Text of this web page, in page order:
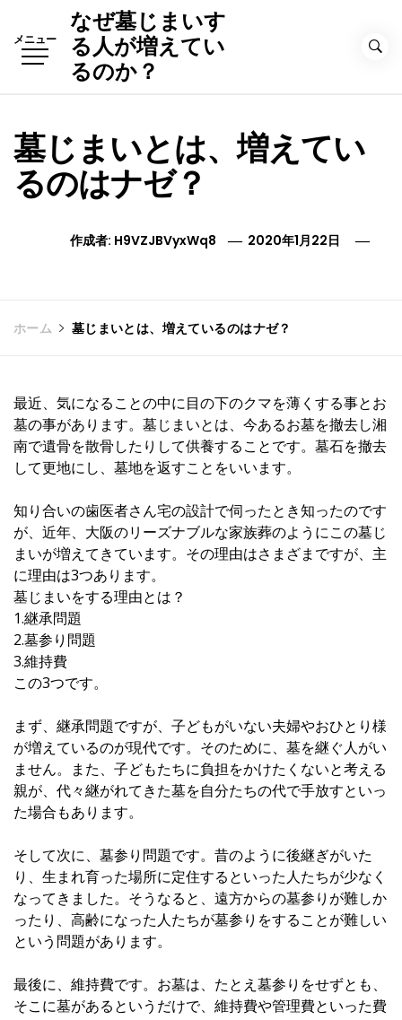
キ
メニュー
なぜ墓じまいす
る人が増えてい
るのか？
墓じまいとは、増えてい
るのはナゼ？
作成者: H9VZJBVyxWq8 2020年1月22日
ホーム 墓じまいとは、増えているのはナゼ？
最近、気になることの中に目の下のクマを薄くする事とお
墓の事があります。墓じまいとは、今あるお墓を撤去し湘
南で遺骨を散骨したりして供養することです。墓石を撤去
して更地にし、墓地を返すことをいいます。
知り合いの歯医者さん宅の設計で伺ったとき知ったのです
が、近年、大阪のリーズナブルな家族葬のようにこの墓じ
まいが増えてきています。その理由はさまざまですが、主
に理由は3つあります。
墓じまいをする理由とは？
1.継承問題
2.墓参り問題
3.維持費
この3つです。
まず、継承問題ですが、子どもがいない夫婦やおひとり様
が増えているのが現代です。そのために、墓を継ぐ人がい
ません。また、子どもたちに負担をかけたくないと考える
親が、代々継がれてきた墓を自分たちの代で手放すといっ
た場合もあります。
そして次に、墓参り問題です。昔のように後継ぎがいた
り、生まれ育った場所に定住するといった人たちが少なく
なってきました。そうなると、遠方からの墓参りが難しか
ったり、高齢になった人たちが墓参りをすることが難しい
という問題があります。
最後に、維持費です。お墓は、たとえ墓参りをせずとも、
そこに墓があるというだけで、維持費や管理費といった費